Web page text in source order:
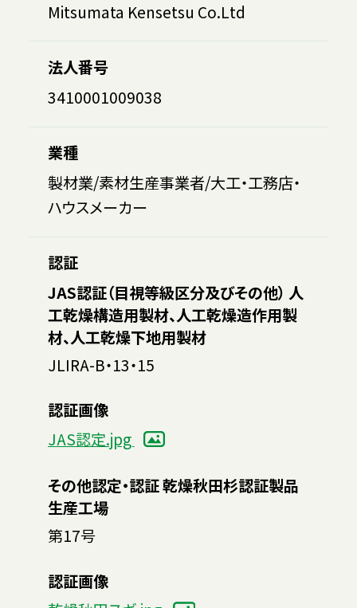
Mitsumata Kensetsu Co.Ltd
法人番号
3410001009038
業種
製材業/素材生産事業者/大工・工務店・
ハウスメーカー
認証
JAS認証（目視等級区分及びその他） 人
工乾燥構造用製材、人工乾燥造作用製
材、人工乾燥下地用製材
JLIRA-B・13・15
認証画像
JAS認定.jpg
その他認定・認証 乾燥秋田杉認証製品
生産工場
第17号
認証画像